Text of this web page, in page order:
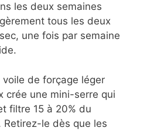
les deux semaines
tous les deux
une fois par semaine
de forçage léger
crée une mini-serre qui
filtre 15 à 20% du
Retirez-le dès que les